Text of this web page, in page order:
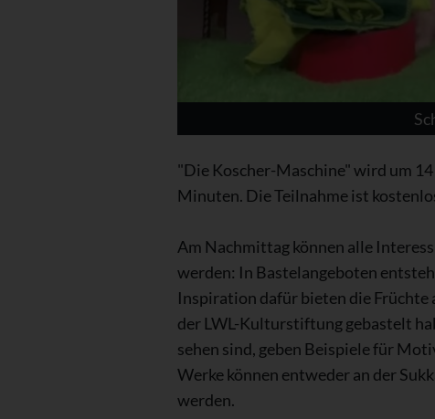
"Die Koscher-Maschine" wird um
Minuten. Die Teilnahme ist
Am Nachmittag können alle
werden: In Bastelangeboten
Inspiration dafür bieten die Früchte
der LWL-Kulturstiftung gebastelt
sehen sind, geben Beispiele für
Werke können entweder an der
werden.